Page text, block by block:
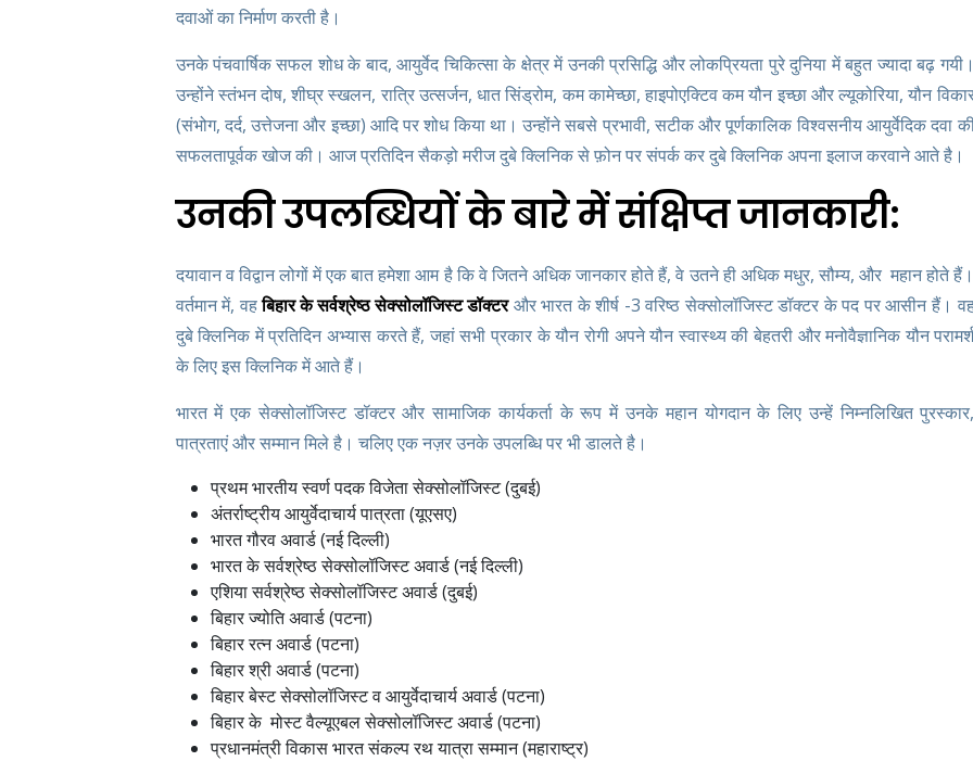
दवाओं का निर्माण करती है।
उनके पंचवार्षिक सफल शोध के बाद, आयुर्वेद चिकित्सा के क्षेत्र में उनकी प्रसिद्धि और लोकप्रियता पुरे दुनिया में बहुत ज्यादा बढ़ गयी।
उन्होंने स्तंभन दोष, शीघ्र स्खलन, रात्रि उत्सर्जन, धात सिंड्रोम, कम कामेच्छा, हाइपोएक्टिव कम यौन इच्छा और ल्यूकोरिया, यौन
(संभोग, दर्द, उत्तेजना और इच्छा) आदि पर शोध किया था। उन्होंने सबसे प्रभावी, सटीक और पूर्णकालिक विश्वसनीय आयुर्वेदिक दवा
सफलतापूर्वक खोज की। आज प्रतिदिन सैकड़ो मरीज दुबे क्लिनिक से फ़ोन पर संपर्क कर दुबे क्लिनिक अपना इलाज करवाने आते है।
उनकी उपलब्धियों के बारे में संक्षिप्त जानकारी:
दयावान व विद्वान लोगों में एक बात हमेशा आम है कि वे जितने अधिक जानकार होते हैं, वे उतने ही अधिक मधुर, सौम्य, और महान होते हैं।
वर्तमान में, वहबिहार के सर्वश्रेष्ठ सेक्सोलॉजिस्ट डॉक्टरऔर भारत के शीर्ष -3 वरिष्ठ सेक्सोलॉजिस्ट डॉक्टर के पद पर आसीन हैं।
दुबे क्लिनिक में प्रतिदिन अभ्यास करते हैं, जहां सभी प्रकार के यौन रोगी अपने यौन स्वास्थ्य की बेहतरी और मनोवैज्ञानिक यौन
के लिए इस क्लिनिक में आते हैं।
भारत में एक सेक्सोलॉजिस्ट डॉक्टर और सामाजिक कार्यकर्ता के रूप में उनके महान योगदान के लिए उन्हें निम्नलिखित पुरस्कार,
पात्रताएं और सम्मान मिले है। चलिए एक नज़र उनके उपलब्धि पर भी डालते है।
प्रथम भारतीय स्वर्ण पदक विजेता सेक्सोलॉजिस्ट (दुबई)
अंतर्राष्ट्रीय आयुर्वेदाचार्य पात्रता (यूएसए)
भारत गौरव अवार्ड (नई दिल्ली)
भारत के सर्वश्रेष्ठ सेक्सोलॉजिस्ट अवार्ड (नई दिल्ली)
एशिया सर्वश्रेष्ठ सेक्सोलॉजिस्ट अवार्ड (दुबई)
बिहार ज्योति अवार्ड (पटना)
बिहार रत्न अवार्ड (पटना)
बिहार श्री अवार्ड (पटना)
बिहार बेस्ट सेक्सोलॉजिस्ट व आयुर्वेदाचार्य अवार्ड (पटना)
बिहार के मोस्ट वैल्यूएबल सेक्सोलॉजिस्ट अवार्ड (पटना)
प्रधानमंत्री विकास भारत संकल्प रथ यात्रा सम्मान (महाराष्ट्र)